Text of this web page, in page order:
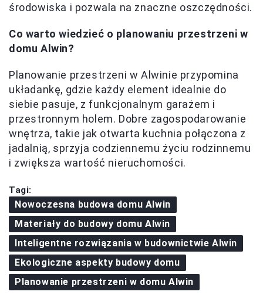
środowiska i pozwala na znaczne oszczędności.
Co warto wiedzieć o planowaniu przestrzeni w
domu Alwin?
Planowanie przestrzeni w Alwinie przypomina
układankę, gdzie każdy element idealnie do
siebie pasuje, z funkcjonalnym garażem i
przestronnym holem. Dobre zagospodarowanie
wnętrza, takie jak otwarta kuchnia połączona z
jadalnią, sprzyja codziennemu życiu rodzinnemu
i zwiększa wartość nieruchomości.
Tagi:
Nowoczesna budowa domu Alwin
Materiały do budowy domu Alwin
Inteligentne rozwiązania w budownictwie Alwin
Ekologiczne aspekty budowy domu
Planowanie przestrzeni w domu Alwin